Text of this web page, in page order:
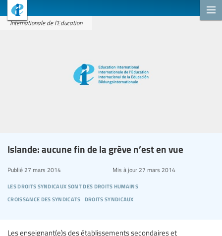
Internationale de l'Education
Islande: aucune fin de la grève n’est en vue
les droits syndicaux sont des droits humains
croissance des syndicats droits syndicaux
Publié 27 mars 2014 Mis à jour27 mars 2014
Les enseignant(e)s des établissements secondaires et